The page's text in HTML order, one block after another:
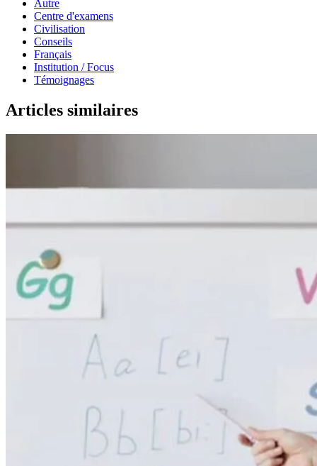
Autre
Centre d'examens
Civilisation
Conseils
Français
Institution / Focus
Témoignages
Articles similaires